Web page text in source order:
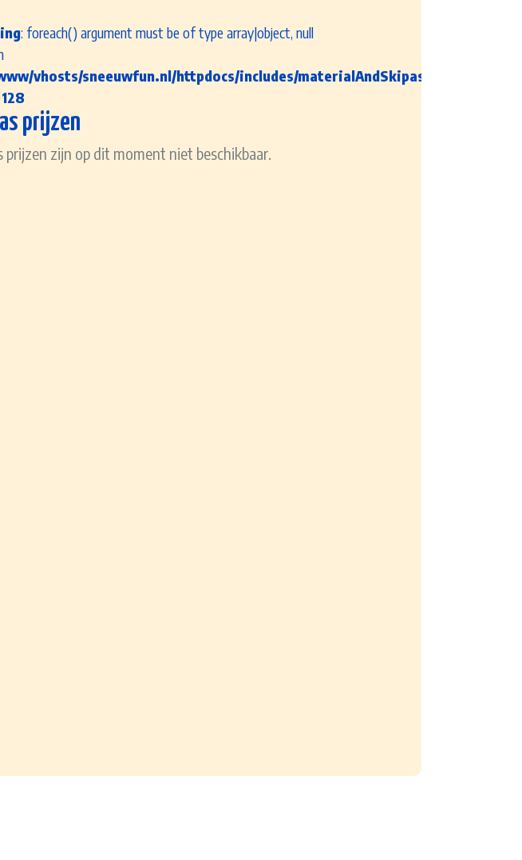
: foreach() argument must be of type array|object, null
vhosts/sneeuwfun.nl/httpdocs/includes/materialAndSkipasInfo.inc
128
prijzen
prijzen zijn op dit moment niet beschikbaar.